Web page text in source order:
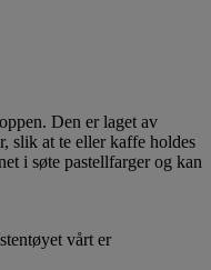
Den er laget av
slik at te eller kaffe holdes
i søte pastellfarger og kan
vårt er